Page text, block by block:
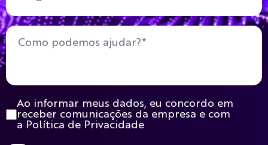
Ao informar meus dados, eu concordo em
receber comunicações da empresa e com
a Política de Privacidade